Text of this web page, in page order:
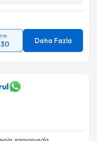
Daha Fazla